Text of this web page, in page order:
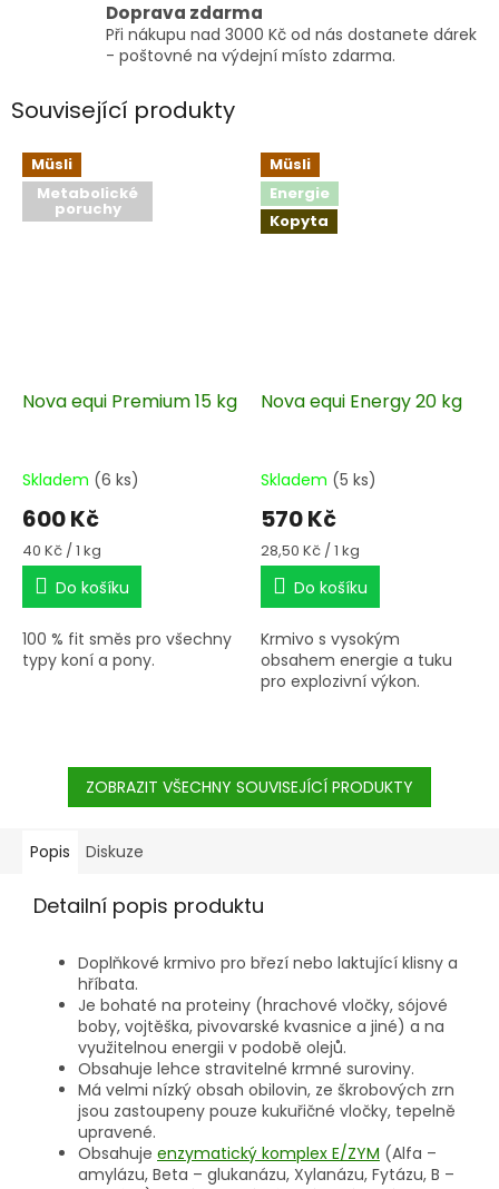
Doprava zdarma
Při nákupu nad 3000 Kč od nás dostanete dárek
- poštovné na výdejní místo zdarma.
Související produkty
Müsli
Metabolické
poruchy
Nova equi Premium 15 kg
Skladem (6 ks)
600 Kč
Měrná
cena:
40 Kč / 1 kg
Do košíku
100 % fit směs pro všechny
typy koní a pony.
Müsli
Energie
Kopyta
Nova equi Energy 20 kg
Skladem (5 ks)
570 Kč
Měrná
cena:
28,50 Kč / 1 kg
Do košíku
Krmivo s vysokým
obsahem energie a tuku
pro explozivní výkon.
ZOBRAZIT VŠECHNY SOUVISEJÍCÍ PRODUKTY
Popis Diskuze
Detailní popis produktu
Doplňkové krmivo pro březí nebo laktující klisny a
hříbata.
Je bohaté na proteiny (hrachové vločky, sójové
boby, vojtěška, pivovarské kvasnice a jiné) a na
využitelnou energii v podobě olejů.
Obsahuje lehce stravitelné krmné suroviny.
Má velmi nízký obsah obilovin, ze škrobových zrn
jsou zastoupeny pouze kukuřičné vločky, tepelně
upravené.
Obsahuje enzymatický komplex E/ZYM (Alfa –
amylázu, Beta – glukanázu, Xylanázu, Fytázu, B –